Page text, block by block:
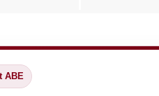
ABE